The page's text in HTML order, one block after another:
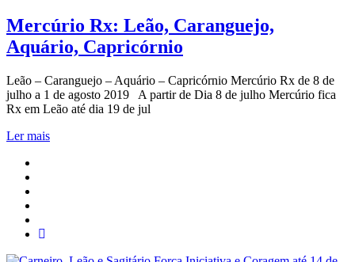
Mercúrio Rx: Leão, Caranguejo,
Aquário, Capricórnio
Leão – Caranguejo – Aquário – Capricórnio Mercúrio Rx de 8 de
julho a 1 de agosto 2019 A partir de Dia 8 de julho Mercúrio fica
Rx em Leão até dia 19 de jul
Ler mais